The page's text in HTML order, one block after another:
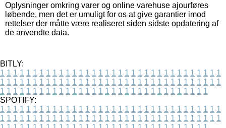
Oplysninger omkring varer og online varehuse ajourføres
løbende, men det er umuligt for os at give garantier imod
rettelser der måtte være realiseret siden sidste opdatering af
de anvendte data.
BITLY:
1 1 1 1 1 1 1 1 1 1 1 1 1 1 1 1 1 1 1 1 1 1 1 1 1 1 1 1 1 1 1 1 1 1
1 1 1 1 1 1 1 1 1 1 1 1 1 1 1 1 1 1 1 1 1 1 1 1 1 1 1 1 1 1 1 1 1 1
1 1 1 1 1 1 1 1 1 1 1 1 1 1 1 1 1 1 1 1 1 1 1 1 1 1 1 1 1 1 1 1
SPOTIFY:
1 1 1 1 1 1 1 1 1 1 1 1 1 1 1 1 1 1 1 1 1 1 1 1 1 1 1 1 1 1 1 1 1 1
1 1 1 1 1 1 1 1 1 1 1 1 1 1 1 1 1 1 1 1 1 1 1 1 1 1 1 1 1 1 1 1 1 1